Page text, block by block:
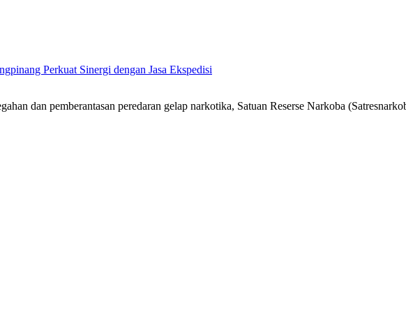
Perkuat Sinergi dengan Jasa Ekspedisi
dan pemberantasan peredaran gelap narkotika, Satuan Reserse Narkoba